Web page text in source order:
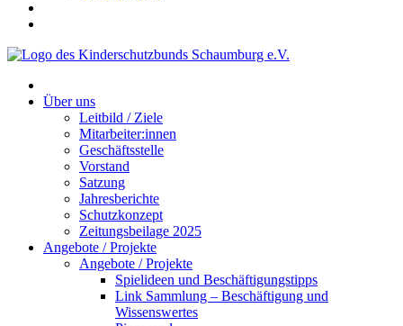
Über uns
Leitbild / Ziele
Mitarbeiter:innen
Geschäftsstelle
Vorstand
Satzung
Jahresberichte
Schutzkonzept
Zeitungsbeilage 2025
Angebote / Projekte
Angebote / Projekte
Spielideen und Beschäftigungstipps
Link Sammlung – Beschäftigung und
Wissenswertes